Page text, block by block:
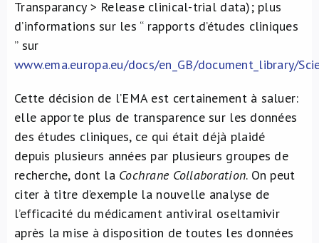
Transparancy > Release clinical-trial data); plus
d’informations sur les “ rapports d’études cliniques
” sur
www.ema.europa.eu/docs/en_GB/document_library/
Cette décision de l’EMA est certainement à saluer:
elle apporte plus de transparence sur les données
des études cliniques, ce qui était déjà plaidé
depuis plusieurs années par plusieurs groupes de
recherche, dont la Cochrane Collaboration. On peut
citer à titre d’exemple la nouvelle analyse de
l’efficacité du médicament antiviral oseltamivir
après la mise à disposition de toutes les données